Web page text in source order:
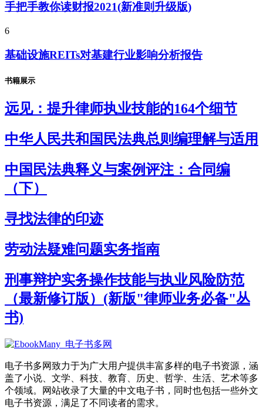
手把手教你读财报2021(新准则升级版)
6
基础设施REITs对基建行业影响分析报告
书籍展示
远见：提升律师执业技能的164个细节
中华人民共和国民法典总则编理解与适用
中国民法典释义与案例评注：合同编
（下）
寻找法律的印迹
劳动法疑难问题实务指南
刑事辩护实务操作技能与执业风险防范
（最新修订版）(新版"律师业务必备"丛
书)
电子书多网致力于为广大用户提供丰富多样的电子书资源，涵
盖了小说、文学、科技、教育、历史、哲学、生活、艺术等多
个领域。网站收录了大量的中文电子书，同时也包括一些外文
电子书资源，满足了不同读者的需求。